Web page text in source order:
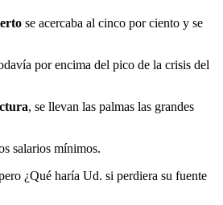
se acercaba al cinco por ciento y se
por encima del pico de la crisis del
, se llevan las palmas las grandes
salarios mínimos.
¿Qué haría Ud. si perdiera su fuente